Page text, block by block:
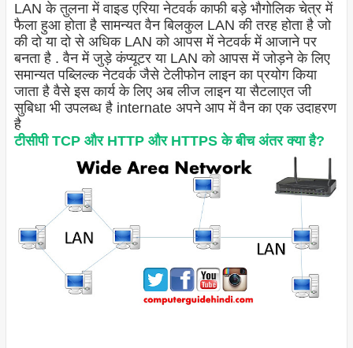
LAN के तुलना में वाइड एरिया नेटवर्क काफी बड़े भौगोलिक चेत्र में
फैला हुआ होता है सामन्यत वैन बिलकुल LAN की तरह होता है जो
की दो या दो से अधिक LAN को आपस में नेटवर्क में आजाने पर
बनता है . वैन में जुड़े कंप्यूटर या LAN को आपस में जोड़ने के लिए
समान्यत पब्लिल्क नेटवर्क जैसे टेलीफोन लाइन का प्रयोग किया
जाता है वैसे इस कार्य के लिए अब लीज लाइन या सैटलाएत जी
सुबिधा भी उपलब्ध है internate अपने आप में वैन का एक उदाहरण
है
टीसीपी TCP और HTTP और HTTPS के बीच अंतर क्या है?